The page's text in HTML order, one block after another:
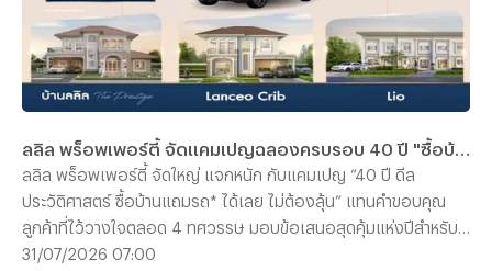
ลลิล พร็อพเพอร์ตี้ จัดใหญ่ แจกหนัก กับแคมเปญ “40 ปี ดีล
ประวัติศาสตร์ ซื้อบ้านแถมรถ* ได้เลย ไม่ต้องลุ้น” แทนคำขอบคุณ
ลูกค้าที่ไว้วางใจตลอด 4 ทศวรรษ มอบข้อเสนอสุดคุ้มแห่งปีสำหรับผู้
ที่กำลังมองหาบ้านคุณภาพ โดยตลอดเดือนสิงหาคมนี้ ลูกค้าที่ซื้อบ้าน
31/07/2026 07:00